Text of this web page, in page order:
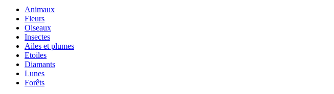
Animaux
Fleurs
Oiseaux
Insectes
Ailes et plumes
Etoiles
Diamants
Lunes
Forêts